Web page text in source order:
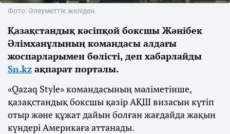
Фото: Әлеуметтік желіден
Қазақстандық кәсіпқой боксшы Жәнібек
Әлімханұлының командасы алдағы
жоспарларымен бөлісті, деп хабарлайды
Sn.kz ақпарат порталы.
«Qazaq Style» командасының мәліметінше,
қазақстандық боксшы қазір АҚШ визасын күтіп
отыр және құжат дайын болған жағдайда жақын
күндері Америкаға аттанады.